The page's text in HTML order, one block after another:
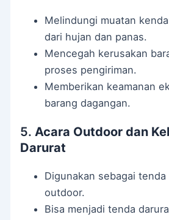
Melindungi muatan
dari hujan dan panas.
Mencegah kerusakan
proses pengiriman.
Memberikan keamanan
barang dagangan.
5. Acara Outdoor dan
Darurat
Digunakan sebagai
outdoor.
Bisa menjadi tenda